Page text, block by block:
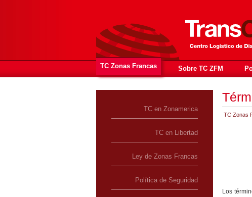
TC Zonas Francas Sobre TC ZFM
TC en Zonamerica
TC en Libertad
Ley de Zonas Francas
Política de Seguridad
TC Zonas
Los